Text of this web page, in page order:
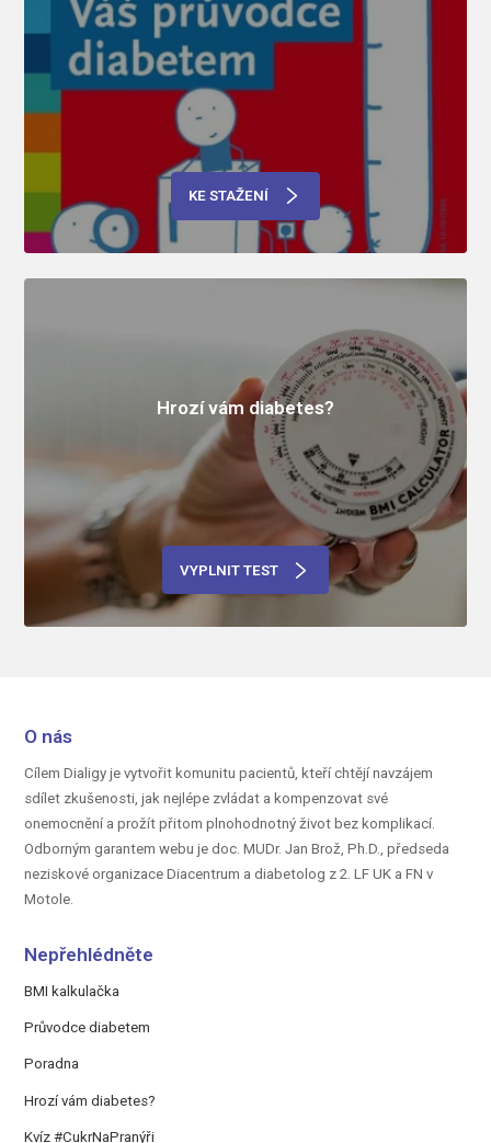
KE STAŽENÍ
Hrozí vám diabetes?
VYPLNIT TEST
O nás
Cílem Dialigy je vytvořit komunitu pacientů, kteří chtějí navzájem
sdílet zkušenosti, jak nejlépe zvládat a kompenzovat své
onemocnění a prožít přitom plnohodnotný život bez komplikací.
Odborným garantem webu je doc. MUDr. Jan Brož, Ph.D., předseda
neziskové organizace Diacentrum a diabetolog z 2. LF UK a FN v
Motole.
Nepřehlédněte
BMI kalkulačka
Průvodce diabetem
Poradna
Hrozí vám diabetes?
Kvíz #CukrNaPranýři